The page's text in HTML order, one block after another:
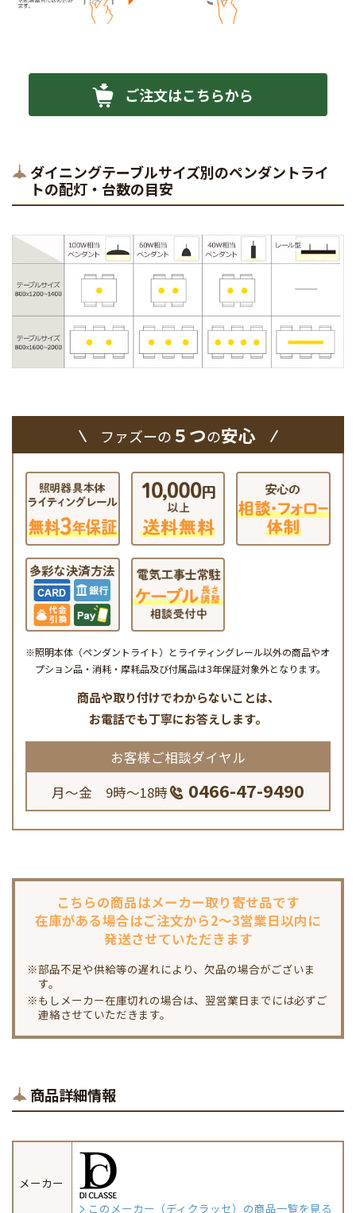
ご注文はこちらから
ダイニングテーブルサイズ別のペンダントライ
トの配灯・台数の目安
ファズーの５つの安心
※照明本体（ペンダントライト）とライティングレール以外の商品やオ
プション品・消耗・摩耗品及び付属品は3年保証対象外となります。
商品や取り付けでわからないことは、
お電話でも丁寧にお答えします。
お客様ご相談ダイヤル
月～金 9時～18時
0466-47-9490
こちらの商品はメーカー取り寄せ品です
在庫がある場合はご注文から2～3営業日以内に
発送させていただきます
※部品不足や供給等の遅れにより、欠品の場合がございま
す。
※もしメーカー在庫切れの場合は、翌営業日までには必ずご
連絡させていただきます。
商品詳細情報
メーカー
このメーカー（ディクラッセ）の商品一覧を見る